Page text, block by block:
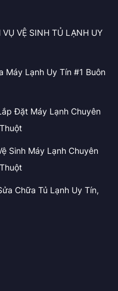
VỆ SINH TỦ LẠNH UY
Máy Lạnh Uy Tín #1 Buôn
Đặt Máy Lạnh Chuyên
Sinh Máy Lạnh Chuyên
Chữa Tủ Lạnh Uy Tín,